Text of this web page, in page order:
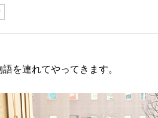
を連れてやってきます。